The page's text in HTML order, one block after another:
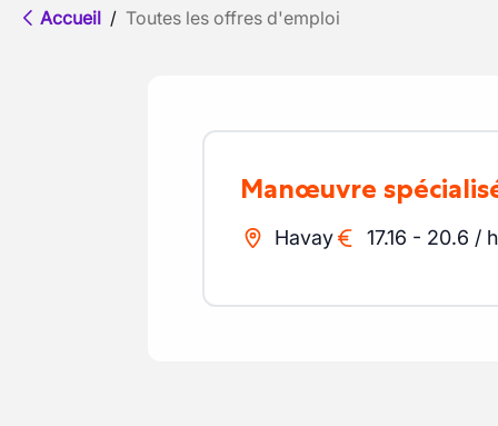
Accueil / Toutes les offres d'emploi
Manœuvre
Havay 17.16 - 20.6 /